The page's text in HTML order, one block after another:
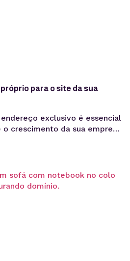
para o site da sua
exclusivo é essencial
crescimento da sua empresa
qual extensão faz
o primeiro passo é